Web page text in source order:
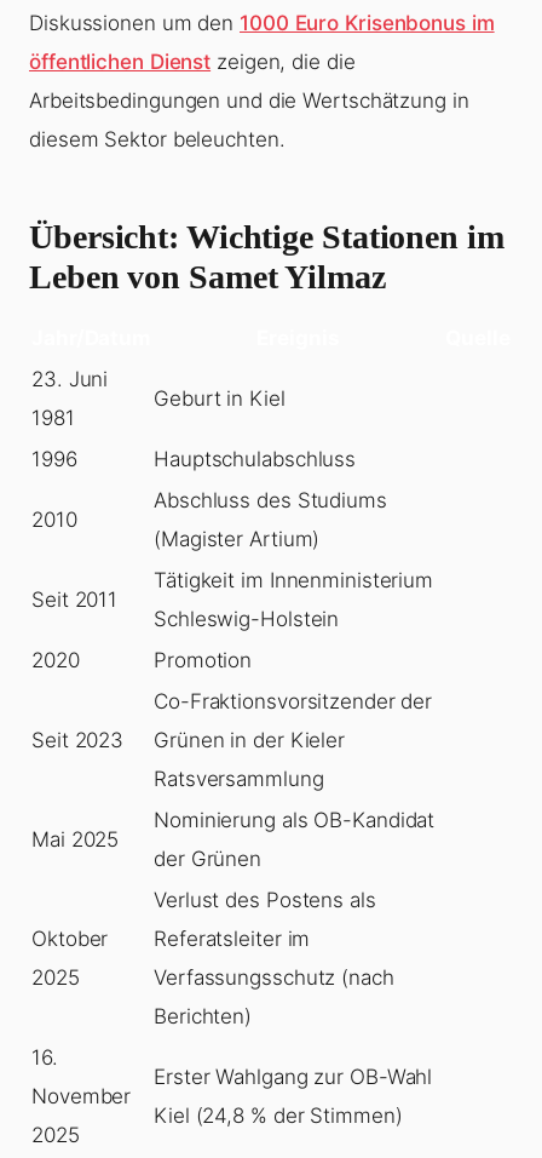
Diskussionen um den 1000 Euro Krisenbonus im
öffentlichen Dienst zeigen, die die
Arbeitsbedingungen und die Wertschätzung in
diesem Sektor beleuchten.
Übersicht: Wichtige Stationen im
Leben von Samet Yilmaz
23. Juni
1981
Geburt in Kiel
1996 Hauptschulabschluss
2010
Abschluss des Studiums
(Magister Artium)
Seit 2011
Tätigkeit im Innenministerium
Schleswig-Holstein
2020
Promotion
Seit 2023
Co-Fraktionsvorsitzender der
Grünen in der Kieler
Ratsversammlung
Mai 2025
Nominierung als OB-Kandidat
der Grünen
Oktober
2025
Verlust des Postens als
Referatsleiter im
Verfassungsschutz (nach
Berichten)
16.
November
2025
Erster Wahlgang zur OB-Wahl
Kiel (24,8 % der Stimmen)